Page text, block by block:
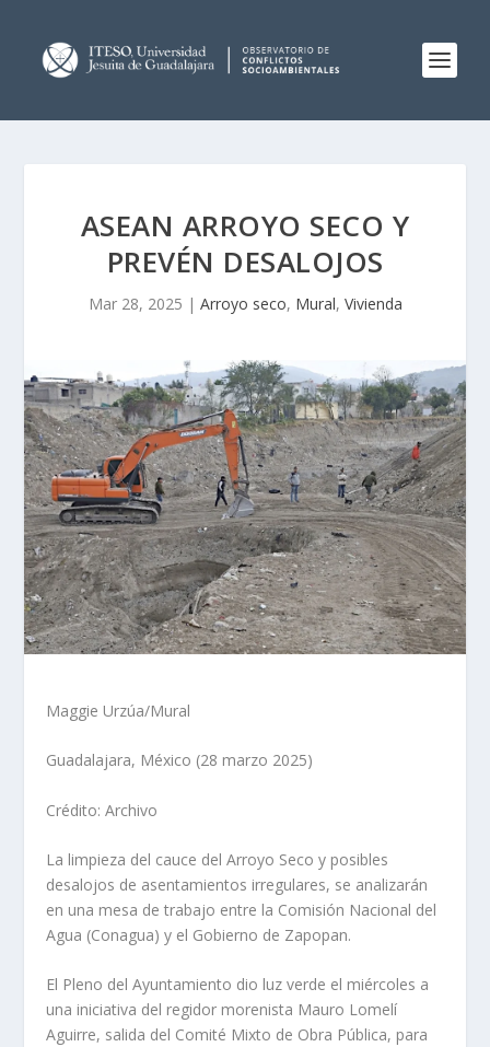
ASEAN ARROYO SECO Y
PREVÉN DESALOJOS
Mar 28, 2025 | Arroyo seco, Mural, Vivienda
Maggie Urzúa/Mural
Guadalajara, México (28 marzo 2025)
Crédito: Archivo
La limpieza del cauce del Arroyo Seco y posibles
desalojos de asentamientos irregulares, se analizarán
en una mesa de trabajo entre la Comisión Nacional del
Agua (Conagua) y el Gobierno de Zapopan.
El Pleno del Ayuntamiento dio luz verde el miércoles a
una iniciativa del regidor morenista Mauro Lomelí
Aguirre, salida del Comité Mixto de Obra Pública, para